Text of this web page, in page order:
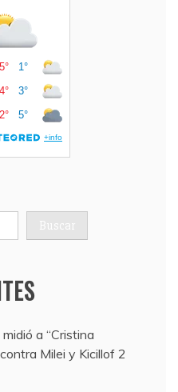
Buscar
a “Cristina
Milei y Kicillof 2